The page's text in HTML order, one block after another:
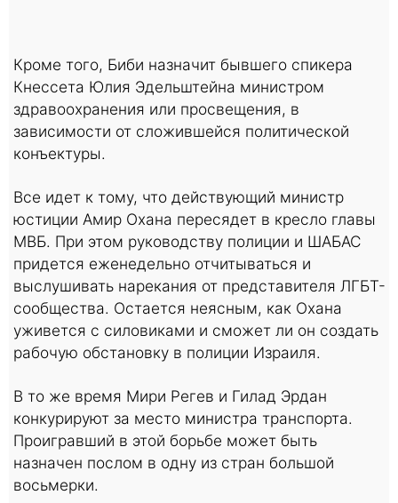
Кроме того, Биби назначит бывшего спикера
Кнессета Юлия Эдельштейна министром
здравоохранения или просвещения, в
зависимости от сложившейся политической
конъектуры.
Все идет к тому, что действующий министр
юстиции Амир Охана пересядет в кресло главы
МВБ. При этом руководству полиции и ШАБАС
придется еженедельно отчитываться и
выслушивать нарекания от представителя ЛГБТ-
сообщества. Остается неясным, как Охана
уживется с силовиками и сможет ли он создать
рабочую обстановку в полиции Израиля.
В то же время Мири Регев и Гилад Эрдан
конкурируют за место министра транспорта.
Проигравший в этой борьбе может быть
назначен послом в одну из стран большой
восьмерки.